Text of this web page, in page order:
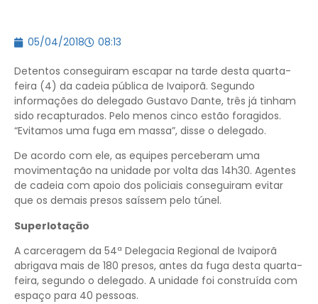
05/04/2018 08:13
Detentos conseguiram escapar na tarde desta quarta-
feira (4) da cadeia pública de Ivaiporã. Segundo
informações do delegado Gustavo Dante, três já tinham
sido recapturados. Pelo menos cinco estão foragidos.
“Evitamos uma fuga em massa”, disse o delegado.
De acordo com ele, as equipes perceberam uma
movimentação na unidade por volta das 14h30. Agentes
de cadeia com apoio dos policiais conseguiram evitar
que os demais presos saíssem pelo túnel.
Superlotação
A carceragem da 54ª Delegacia Regional de Ivaiporã
abrigava mais de 180 presos, antes da fuga desta quarta-
feira, segundo o delegado. A unidade foi construída com
espaço para 40 pessoas.